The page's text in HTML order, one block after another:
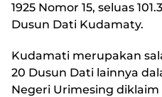
1925 Nomor 15, seluas
Dusun Dati Kudamaty.
Kudamati merupakan
20 Dusun Dati lainnya
Negeri Urimesing